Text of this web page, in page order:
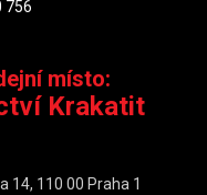
756
místo:
Krakatit
14, 110 00 Praha 1